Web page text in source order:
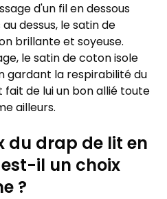
d'un fil en dessous
dessus, le satin de
brillante et soyeuse.
le satin de coton isole
gardant la respirabilité du
de lui un bon allié toute
ailleurs.
du drap de lit en
il un choix
?